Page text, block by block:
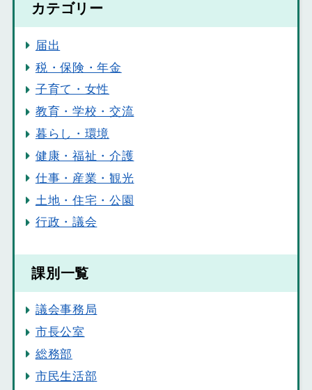
カテゴリー
届出
税・保険・年金
子育て・女性
教育・学校・交流
暮らし・環境
健康・福祉・介護
仕事・産業・観光
土地・住宅・公園
行政・議会
課別一覧
議会事務局
市長公室
総務部
市民生活部